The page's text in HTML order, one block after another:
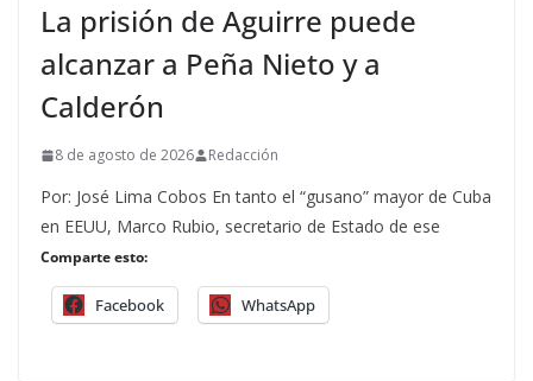
La prisión de Aguirre puede
alcanzar a Peña Nieto y a
Calderón
8 de agosto de 2026 Redacción
Por: José Lima Cobos En tanto el “gusano” mayor de Cuba
en EEUU, Marco Rubio, secretario de Estado de ese
Comparte esto:
Facebook WhatsApp